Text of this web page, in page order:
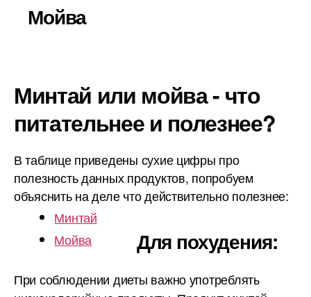
Мойва
Минтай или мойва - что
питательнее и полезнее?
В таблице приведены сухие цифры про
полезность данных продуктов, попробуем
объяснить на деле что действительно полезнее:
Минтай
Мойва
Для похудения:
При соблюдении диеты важно употреблять